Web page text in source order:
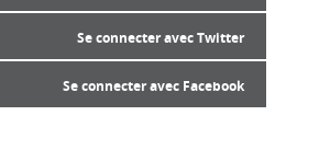
Se connecter avec Twitter
Se connecter avec Facebook